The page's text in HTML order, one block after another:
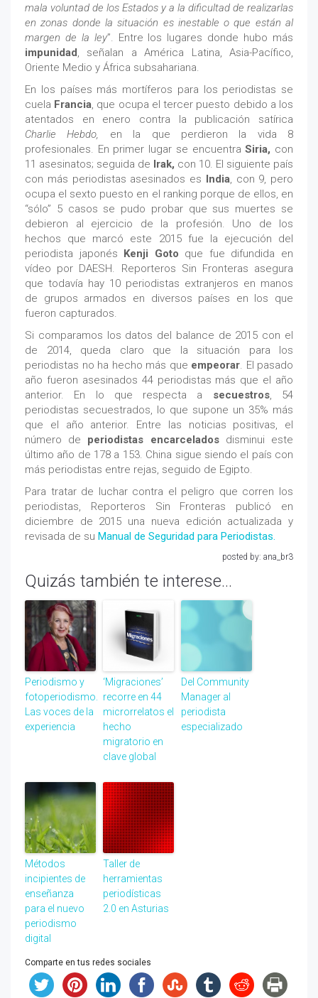
mala voluntad de los Estados y a la dificultad de realizarlas
en zonas donde la situación es inestable o que están al
margen de la ley”. Entre los lugares donde hubo más
impunidad, señalan a América Latina, Asia-Pacífico,
Oriente Medio y África subsahariana.
En los países más mortíferos para los periodistas se
cuela Francia, que ocupa el tercer puesto debido a los
atentados en enero contra la publicación satírica
Charlie Hebdo, en la que perdieron la vida 8
profesionales. En primer lugar se encuentraSiria, con
11 asesinatos; seguida de Irak, con 10. El siguiente país
con más periodistas asesinados es India, con 9, pero
ocupa el sexto puesto en el ranking porque de ellos, en
“sólo” 5 casos se pudo probar que sus muertes se
debieron al ejercicio de la profesión. Uno de los
hechos que marcó este 2015 fue la ejecución del
periodista japonés Kenji Goto que fue difundida en
vídeo por DAESH. Reporteros Sin Fronteras asegura
que todavía hay 10 periodistas extranjeros en manos
de grupos armados en diversos países en los que
fueron capturados.
Si comparamos los datos del balance de 2015 con el
de 2014, queda claro que la situación para los
periodistas no ha hecho más que empeorar. El pasado
año fueron asesinados 44 periodistas más que el año
anterior. En lo que respecta a secuestros, 54
periodistas secuestrados, lo que supone un 35% más
que el año anterior. Entre las noticias positivas, el
número de periodistas encarceladosdisminui este
último año de 178 a 153. China sigue siendo el país con
más periodistas entre rejas, seguido de Egipto.
Para tratar de luchar contra el peligro que corren los
periodistas, Reporteros Sin Fronteras publicó en
diciembre de 2015 una nueva edición actualizada y
revisada de su Manual de Seguridad para Periodistas.
posted by: ana_br3
Quizás también te interese...
Periodismo y
fotoperiodismo.
Las voces de la
experiencia
‘Migraciones’
recorre en 44
microrrelatos el
hecho
migratorio en
clave global
Del Community
Manager al
periodista
especializado
Métodos
incipientes de
enseñanza
para el nuevo
periodismo
digital
Taller de
herramientas
periodísticas
2.0 en Asturias
Comparte en tus redes sociales